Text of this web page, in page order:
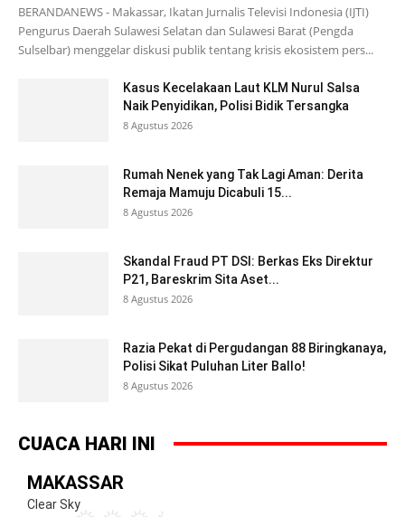
BERANDANEWS - Makassar, Ikatan Jurnalis Televisi Indonesia (IJTI)
Pengurus Daerah Sulawesi Selatan dan Sulawesi Barat (Pengda
Sulselbar) menggelar diskusi publik tentang krisis ekosistem pers...
Kasus Kecelakaan Laut KLM Nurul Salsa
Naik Penyidikan, Polisi Bidik Tersangka
8 Agustus 2026
Rumah Nenek yang Tak Lagi Aman: Derita
Remaja Mamuju Dicabuli 15...
8 Agustus 2026
Skandal Fraud PT DSI: Berkas Eks Direktur
P21, Bareskrim Sita Aset...
8 Agustus 2026
Razia Pekat di Pergudangan 88 Biringkanaya,
Polisi Sikat Puluhan Liter Ballo!
8 Agustus 2026
CUACA HARI INI
MAKASSAR
Clear Sky